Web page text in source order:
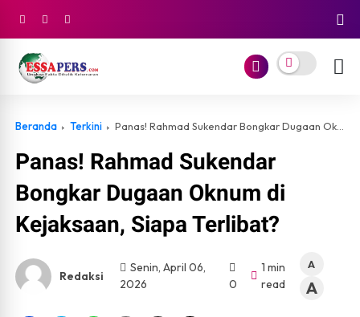
Beranda Terkini Panas! Rahmad Sukendar Bongkar Dugaan Oknum di Kejaksaan, Siapa Terlibat?
Panas! Rahmad Sukendar
Bongkar Dugaan Oknum di
Kejaksaan, Siapa Terlibat?
Redaksi
Senin, April 06,
2026
0
1 min
read
A
A